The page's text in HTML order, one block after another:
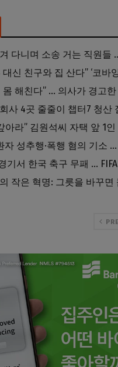
작은 혁명: 그릇을 바꾸면